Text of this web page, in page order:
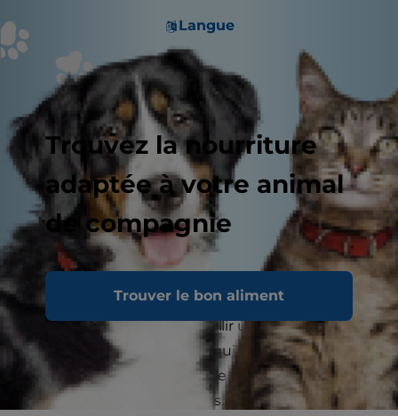
Langue
Trouvez la nourriture
adaptée à votre animal
de compagnie
Trouver le bon aliment
Après avoir décidé d’accueillir un chiot, il est
important de trouver un équilibre entre
excitation et sécurisation de la maison et du
jardin. Dans cet article, vous allez découvrir